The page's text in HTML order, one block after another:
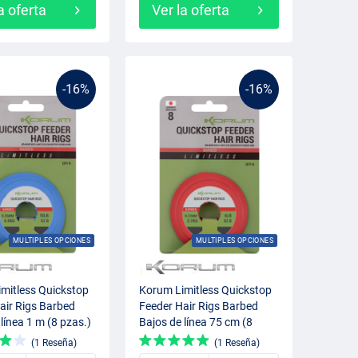
oferta Ver la oferta
-16%
MULTIPLES OPCIONES
Quickstop
Rigs Barbed
1 m (8 pzas.)
(1 Reseña)
-16%
MULTIPLES OPCIONES
Korum Limitless Quickstop
Feeder Hair Rigs Barbed
Bajos de línea 75 cm (8
pzas.)
(1 Reseña)